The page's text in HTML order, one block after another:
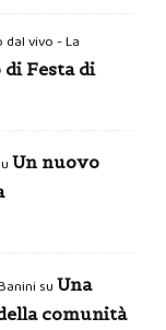
vivo - La
Festa di
Un nuovo
su Una
comunità